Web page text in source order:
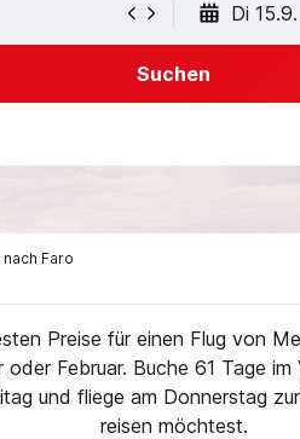
Di 15.9.
Suchen
Faro
Preise für einen Flug von
Februar. Buche 61 Tage
und fliege am Donnerstag
reisen möchtest.